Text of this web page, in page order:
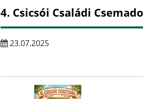
4. Csicsói Családi
23.07.2025